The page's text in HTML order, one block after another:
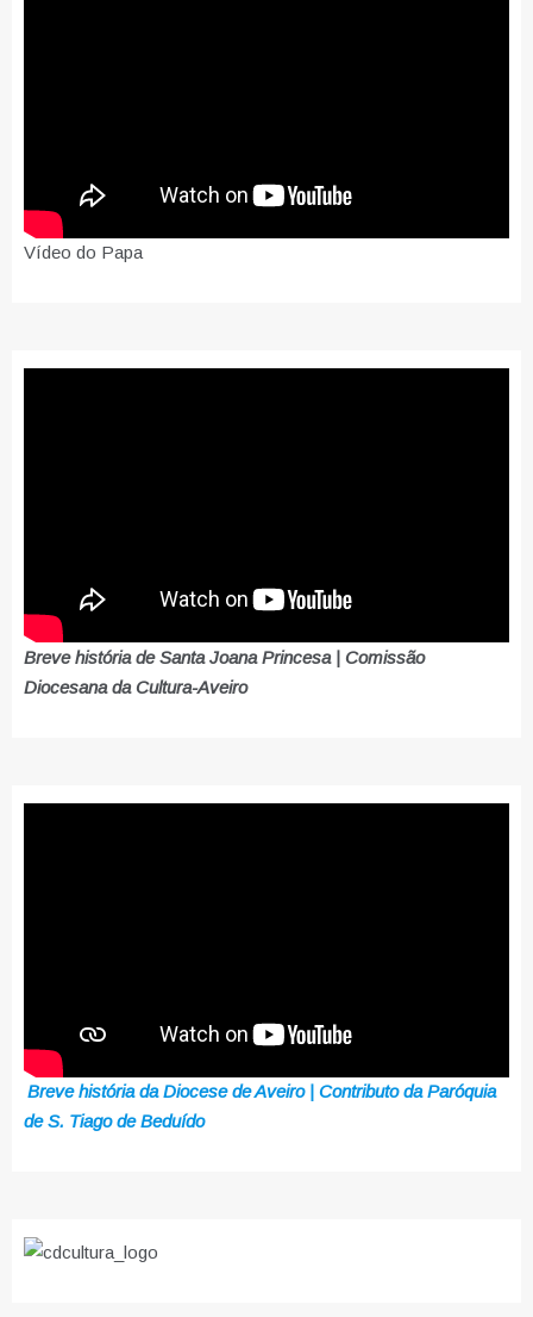
Vídeo do Papa
Breve história de Santa Joana Princesa | Comissão
Diocesana da Cultura-Aveiro
Breve história da Diocese de Aveiro | Contributo da Paróquia
de S. Tiago de Beduído